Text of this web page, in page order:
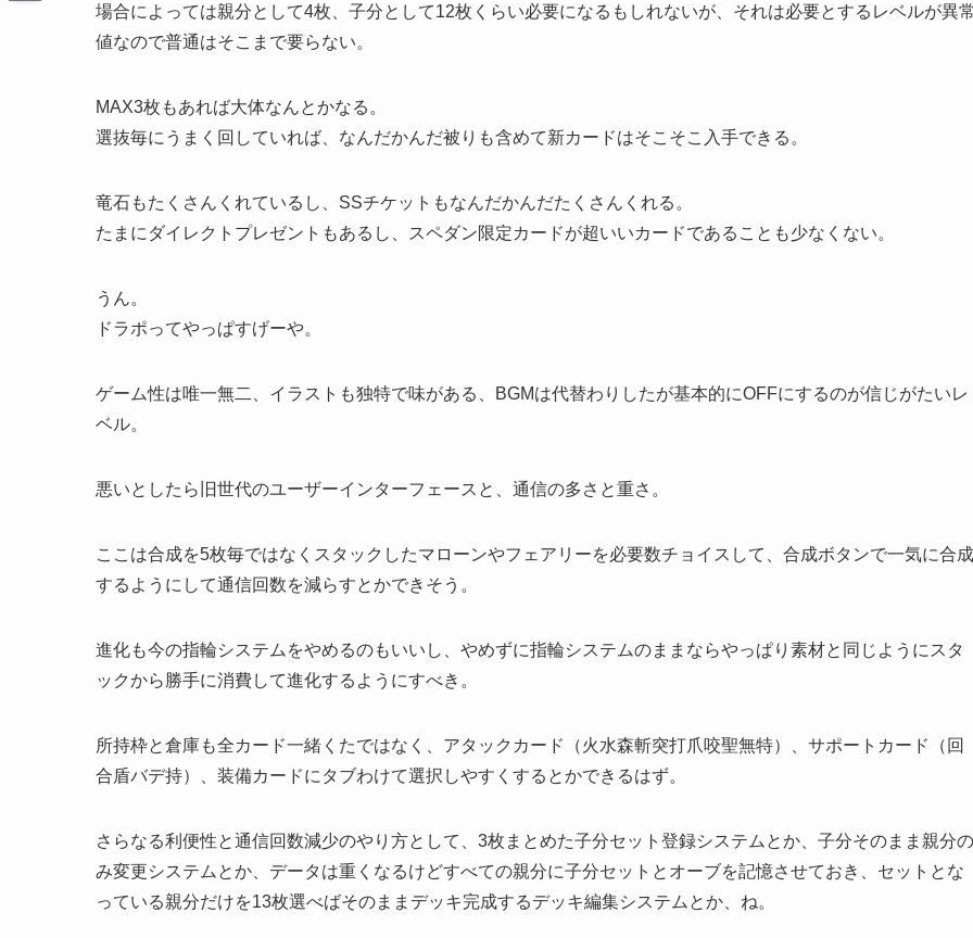
場合によっては親分として4枚、子分として12枚くらい必要になるもしれないが、それは必要とするレベルが異
値なので普通はそこまで要らない。
MAX3枚もあれば大体なんとかなる。
選抜毎にうまく回していれば、なんだかんだ被りも含めて新カードはそこそこ入手できる。
竜石もたくさんくれているし、SSチケットもなんだかんだたくさんくれる。
たまにダイレクトプレゼントもあるし、スペダン限定カードが超いいカードであることも少なくない。
うん。
ドラポってやっぱすげーや。
ゲーム性は唯一無二、イラストも独特で味がある、BGMは代替わりしたが基本的にOFFにするのが信じがたいレ
ベル。
悪いとしたら旧世代のユーザーインターフェースと、通信の多さと重さ。
ここは合成を5枚毎ではなくスタックしたマローンやフェアリーを必要数チョイスして、合成ボタンで一気に合成
するようにして通信回数を減らすとかできそう。
進化も今の指輪システムをやめるのもいいし、やめずに指輪システムのままならやっぱり素材と同じようにスタ
ックから勝手に消費して進化するようにすべき。
所持枠と倉庫も全カード一緒くたではなく、アタックカード（火水森斬突打爪咬聖無特）、サポートカード（回
合盾バデ持）、装備カードにタブわけて選択しやすくするとかできるはず。
さらなる利便性と通信回数減少のやり方として、3枚まとめた子分セット登録システムとか、子分そのまま親分の
み変更システムとか、データは重くなるけどすべての親分に子分セットとオーブを記憶させておき、セットとな
っている親分だけを13枚選べばそのままデッキ完成するデッキ編集システムとか、ね。